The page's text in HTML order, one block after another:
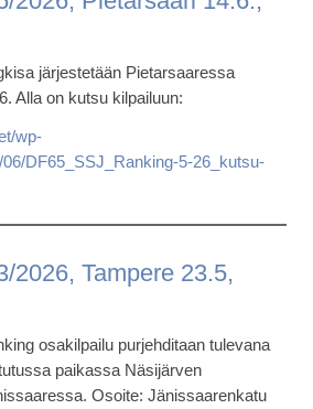
järjestetään Pietarsaaressa
Alla on kutsu kilpailuun:
wp-
DF65_SSJ_Ranking-5-26_kutsu-
2026, Tampere 23.5,
osakilpailu purjehditaan tulevana
paikassa Näsijärven
Osoite: Jänissaarenkatu